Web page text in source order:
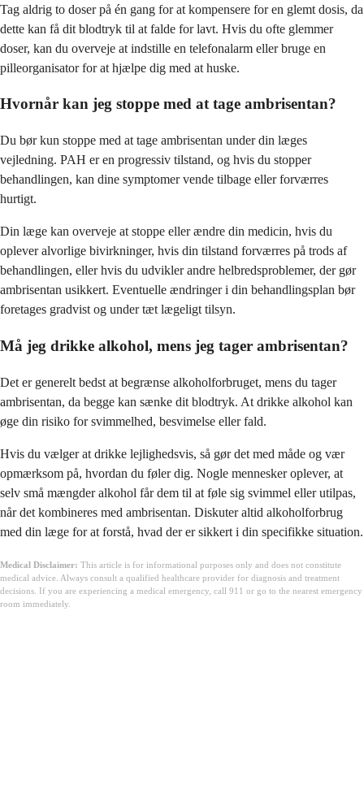
Tag aldrig to doser på én gang for at kompensere for en glemt dosis, da
dette kan få dit blodtryk til at falde for lavt. Hvis du ofte glemmer
doser, kan du overveje at indstille en telefonalarm eller bruge en
pilleorganisator for at hjælpe dig med at huske.
Hvornår kan jeg stoppe med at tage ambrisentan?
Du bør kun stoppe med at tage ambrisentan under din læges
vejledning. PAH er en progressiv tilstand, og hvis du stopper
behandlingen, kan dine symptomer vende tilbage eller forværres
hurtigt.
Din læge kan overveje at stoppe eller ændre din medicin, hvis du
oplever alvorlige bivirkninger, hvis din tilstand forværres på trods af
behandlingen, eller hvis du udvikler andre helbredsproblemer, der gør
ambrisentan usikkert. Eventuelle ændringer i din behandlingsplan bør
foretages gradvist og under tæt lægeligt tilsyn.
Må jeg drikke alkohol, mens jeg tager ambrisentan?
Det er generelt bedst at begrænse alkoholforbruget, mens du tager
ambrisentan, da begge kan sænke dit blodtryk. At drikke alkohol kan
øge din risiko for svimmelhed, besvimelse eller fald.
Hvis du vælger at drikke lejlighedsvis, så gør det med måde og vær
opmærksom på, hvordan du føler dig. Nogle mennesker oplever, at
selv små mængder alkohol får dem til at føle sig svimmel eller utilpas,
når det kombineres med ambrisentan. Diskuter altid alkoholforbrug
med din læge for at forstå, hvad der er sikkert i din specifikke situation.
Medical Disclaimer: This article is for informational purposes only and does not constitute
medical advice. Always consult a qualified healthcare provider for diagnosis and treatment
decisions. If you are experiencing a medical emergency, call 911 or go to the nearest emergency
room immediately.